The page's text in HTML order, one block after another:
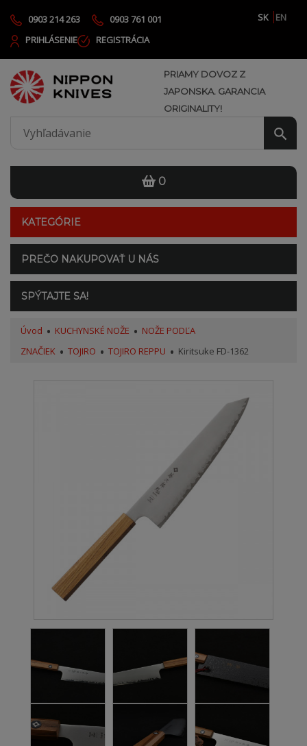
0903 214 263 0903 761 001 SK
EN
PRIHLÁSENIE
REGISTRÁCIA
PRIAMY DOVOZ Z
JAPONSKA. GARANCIA
ORIGINALITY!
0
KATEGÓRIE
PREČO NAKUPOVAŤ U NÁS
SPÝTAJTE SA!
Úvod KUCHYNSKÉ NOŽE
NOŽE PODĽA
ZNAČIEK
TOJIRO TOJIRO REPPU Kiritsuke FD-1362